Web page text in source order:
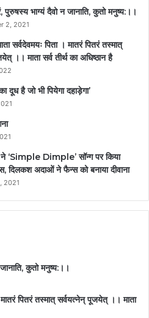
पुरुषस्य भाग्यं दैवो न जानाति, कुतो मनुष्य:।।
2, 2021
सर्वदेवमयः पिता । मातरं पितरं तस्मात्
।। माता सर्व तीर्थ का अधिष्ठान है
दूध है जो भी पियेगा दहाड़ेगा’
ने ‘Simple Dimple’ सॉन्ग पर किया
दिलकश अदाओं ने फैन्स को बनाया दीवाना
2021
कुतो मनुष्य:।।
मातरं पितरं तस्मात् सर्वयत्नेन् पूजयेत् ।। माता